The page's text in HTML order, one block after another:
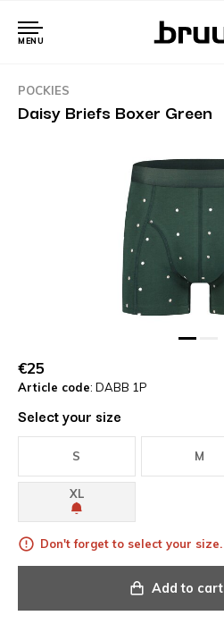
MENU
POCKIES
Daisy Briefs Boxer Green
€25
Article code: DABB 1P
Select your size
S M
XL
Don't forget to select your size.
Add to cart